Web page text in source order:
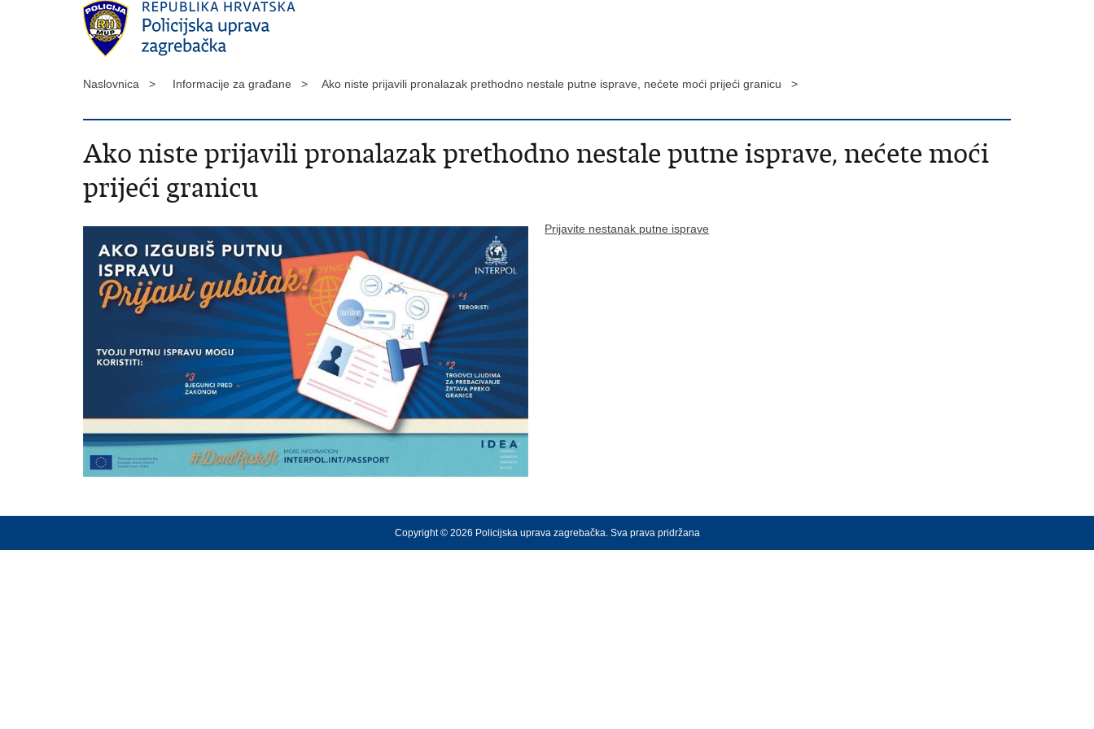
Naslovnica > Informacije za građane > Ako niste prijavili pronalazak prethodno nestale putne isprave, nećete moći prijeći granicu >
Ako niste prijavili pronalazak prethodno nestale putne isprave, nećete moći
prijeći granicu
Prijavite nestanak putne isprave
Copyright © 2026 Policijska uprava zagrebačka. Sva prava pridržana